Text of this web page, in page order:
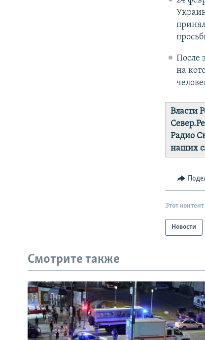
После
на
Власти
Радио
наших
Этот
Новости
Смотрите также